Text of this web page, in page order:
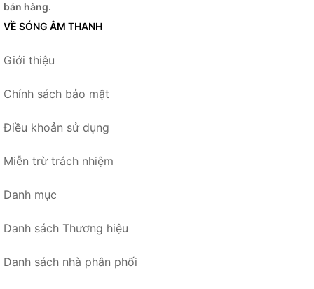
bán hàng.
VỀ SÓNG ÂM THANH
Giới thiệu
Chính sách bảo mật
Điều khoản sử dụng
Miễn trừ trách nhiệm
Danh mục
Danh sách Thương hiệu
Danh sách nhà phân phối